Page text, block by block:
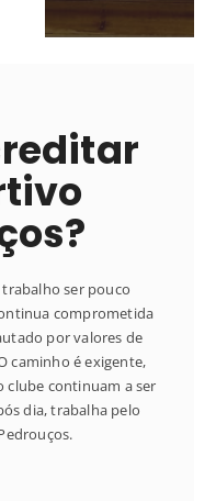
ser pouco
comprometida
por valores de
caminho é exigente,
clube continuam a ser
dia, trabalha pelo